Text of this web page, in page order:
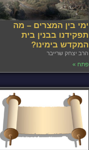
ימי בין המצרים – מה
תפקידנו בבנין בית
המקדש בימינו?
הרב יצחק שרייבר
פתח »